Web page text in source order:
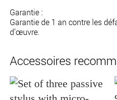
Garantie :
Garantie de 1 an contre les
d’œuvre.
Accessoires